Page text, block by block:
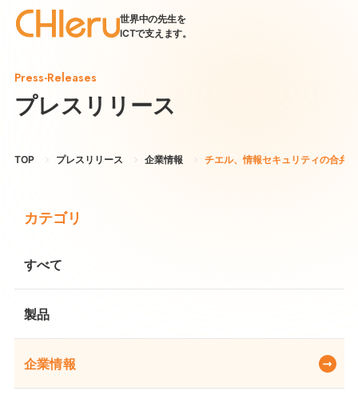
世界中の先生を
ICTで支えます。
Press-Releases
プレスリリース
TOP プレスリリース 企業情報 チエル、情報セキュリティの合弁
カテゴリ
すべて
製品
企業情報